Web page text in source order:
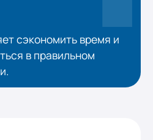
сэкономить время и
в правильном